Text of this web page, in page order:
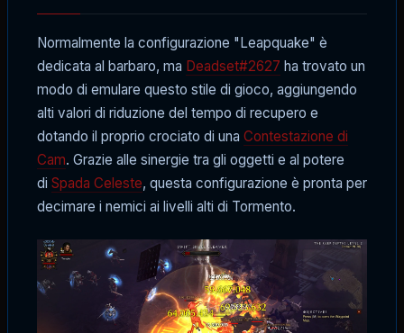
Normalmente la configurazione "Leapquake" è
dedicata al barbaro, ma Deadset#2627 ha trovato un
modo di emulare questo stile di gioco, aggiungendo
alti valori di riduzione del tempo di recupero e
dotando il proprio crociato di una Contestazione di
Cam. Grazie alle sinergie tra gli oggetti e al potere
di Spada Celeste, questa configurazione è pronta per
decimare i nemici ai livelli alti di Tormento.